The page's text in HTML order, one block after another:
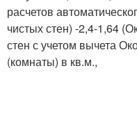
расчетов
чистых стен) -2,4-1,64
стен с учетом вычета
(комнаты) в кв.м.,